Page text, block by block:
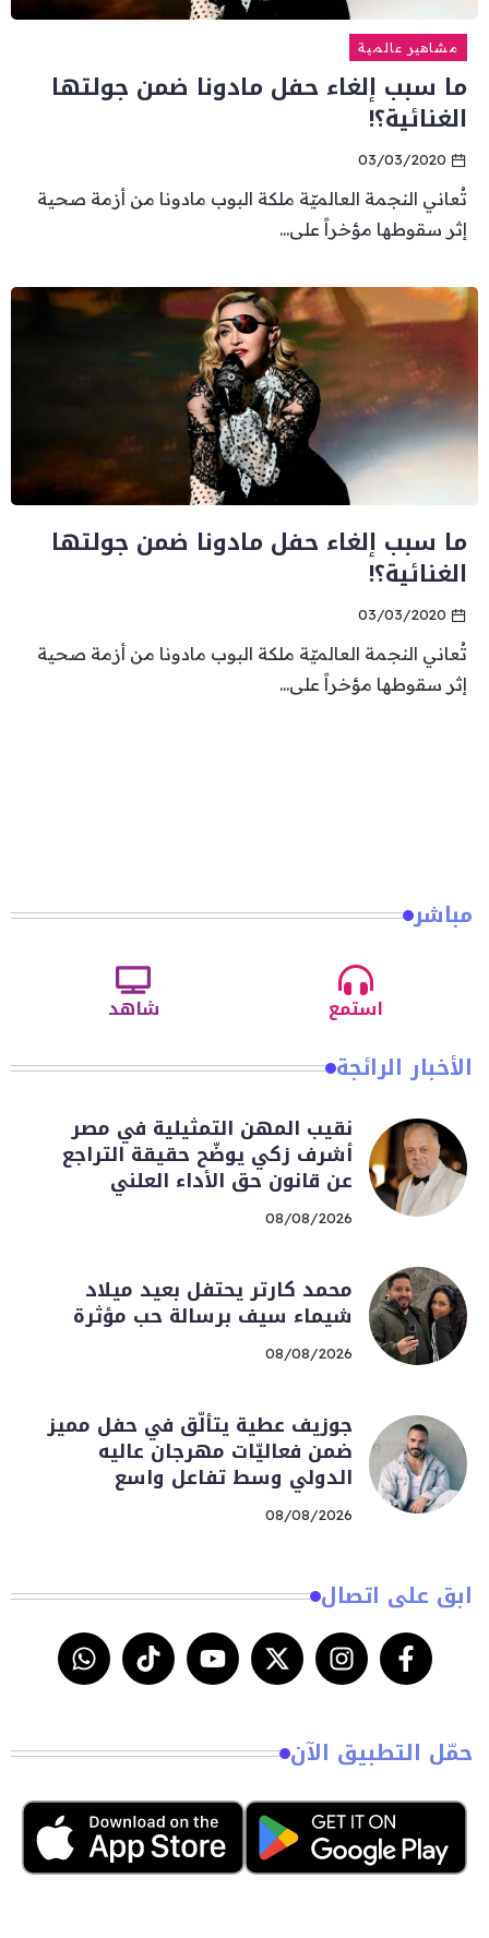
مشاهير عالمية
ما سبب إلغاء حفل مادونا ضمن جولتها
الغنائية؟!
03/03/2020
تُعاني النجمة العالميّة ملكة البوب مادونا من أزمة صحية
إثر سقوطها مؤخراً على...
ما سبب إلغاء حفل مادونا ضمن جولتها
الغنائية؟!
03/03/2020
تُعاني النجمة العالميّة ملكة البوب مادونا من أزمة صحية
إثر سقوطها مؤخراً على...
مباشر
استمع شاهد
الأخبار الرائجة
نقيب المهن التمثيلية في مصر
أشرف زكي يوضّح حقيقة التراجع
عن قانون حق الأداء العلني
08/08/2026
محمد كارتر يحتفل بعيد ميلاد
شيماء سيف برسالة حب مؤثرة
08/08/2026
جوزيف عطية يتألّق في حفل مميز
ضمن فعاليّات مهرجان عاليه
الدولي وسط تفاعل واسع
08/08/2026
ابق على اتصال
حمّل التطبيق الآن